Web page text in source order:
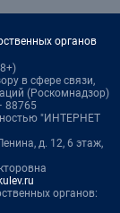
органов
в сфере связи,
(Роскомнадзор)
88765
"ИНТЕРНЕТ
д. 12, 6 этаж,
органов: